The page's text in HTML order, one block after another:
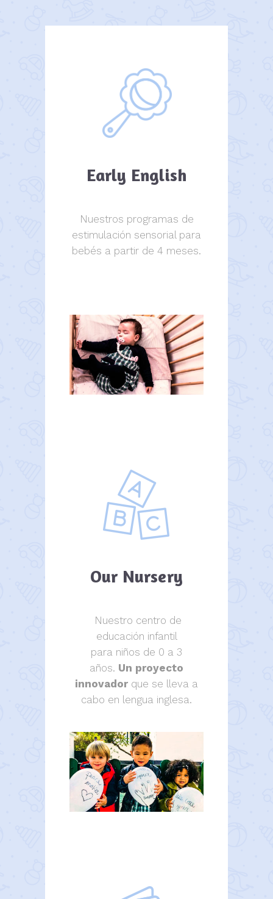
Early English
Nuestros programas de
estimulación sensorial para
bebés a partir de 4 meses.
Our Nursery
Nuestro centro de
educación infantil
para niños de 0 a 3
años. Un proyecto
innovador que se lleva a
cabo en lengua inglesa.